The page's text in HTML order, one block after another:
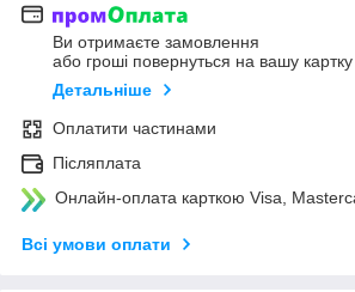
Ви отримаєте замовлення
або гроші повернуться на вашу картку
Детальніше
Оплатити частинами
Післяплата
Онлайн-оплата карткою Visa,
Всі умови оплати